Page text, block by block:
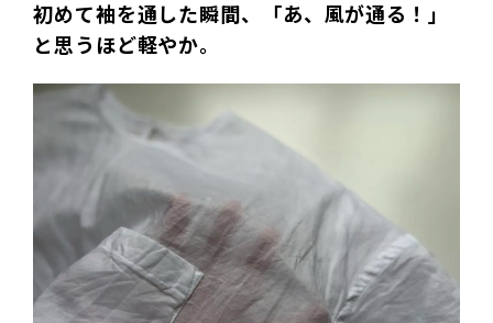
初めて袖を通した瞬間、「あ、風が通る！」
と思うほど軽やか。